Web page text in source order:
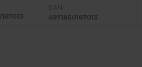
EAN:
4971850167013